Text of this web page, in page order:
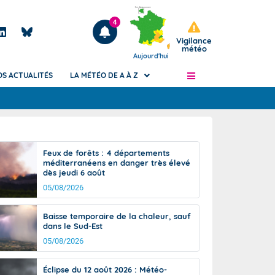
Articles
4
Aujourd'hui
Vigilance
météo
de
Phénomènes dangereux de J+2 à J+7
Avertissement pluies intenses à l'échelle
des communes (Apic)
Bulletins Marine
Bulletins d'estimation du risque
d'avalanche
Météo des forêts
Vigicrues
ACTUALITÉS LA MÉTÉO DE A À Z
Feux de forêts : 4 départements
méditerranéens en danger très élevé
dès jeudi 6 août
05/08/2026
Baisse temporaire de la chaleur, sauf
dans le Sud-Est
05/08/2026
Éclipse du 12 août 2026 : Météo-